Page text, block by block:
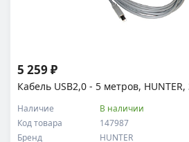
Кабель USB2,0 - 5 метров,
Код товара 147987
Наличие В наличии
Бренд HUNTER
5 259 ₽